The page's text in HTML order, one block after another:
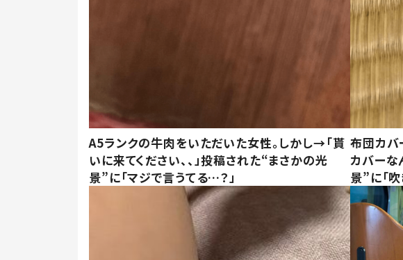
A5ランクの牛肉をいただいた女性。しかし→「貰
いに来てください、、」投稿された“まさかの光
景”に「マジで言うてる…？」
布団カバ
カバーな
景”に「